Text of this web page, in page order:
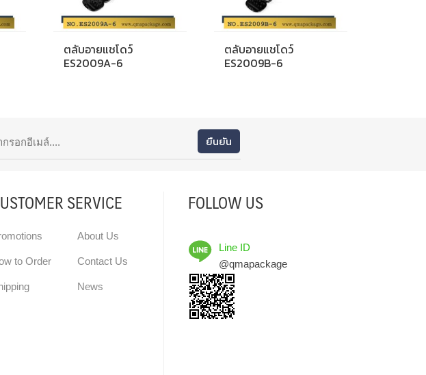
ตลับอายแชโดว์
ES2009A-6
ตลับอายแชโดว์
ES2009B-6
SERVICE
to Order
About Us
Contact Us
News
FOLLOW US
Line ID
@qmapackage